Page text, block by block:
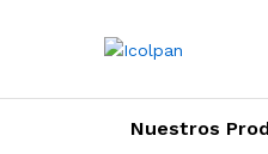
Nuestros